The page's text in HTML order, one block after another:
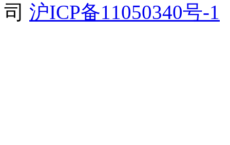
司 沪ICP备11050340号-1